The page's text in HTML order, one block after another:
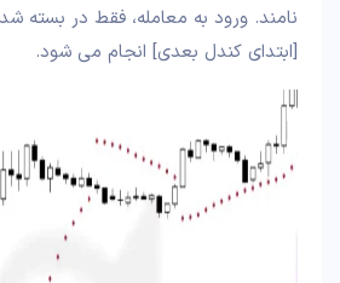
نامند. ورود به معامله، فقط در بسته
[ابتدای کندل بعدی] انجام می شود.